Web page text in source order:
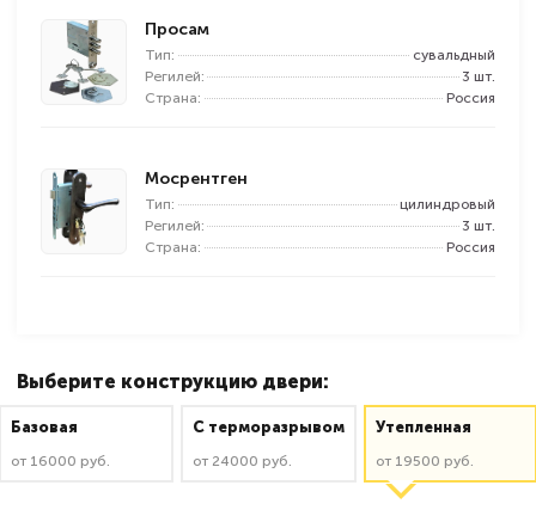
Просам
Тип:
сувальдный
Регилей:
3 шт.
Страна:
Россия
Мосрентген
Тип:
цилиндровый
Регилей:
3 шт.
Страна:
Россия
Выберите конструкцию двери:
Базовая
от 16000 руб.
C терморазрывом
от 24000 руб.
Утепленная
от 19500 руб.